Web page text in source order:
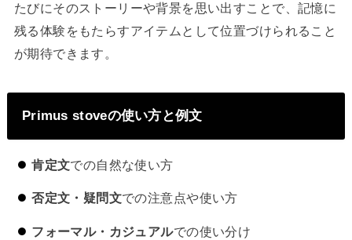
たびにそのストーリーや背景を思い出すことで、記憶に
残る体験をもたらすアイテムとして位置づけられること
が期待できます。
Primus stoveの使い方と例文
肯定文での自然な使い方
否定文・疑問文での注意点や使い方
フォーマル・カジュアルでの使い分け